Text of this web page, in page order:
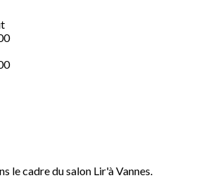
le cadre du salon Lir'à Vannes.